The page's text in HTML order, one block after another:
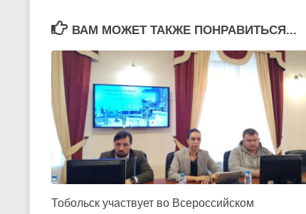
ВАМ МОЖЕТ ТАКЖЕ ПОНРАВИТЬСЯ...
Тобольск участвует во Всероссийском